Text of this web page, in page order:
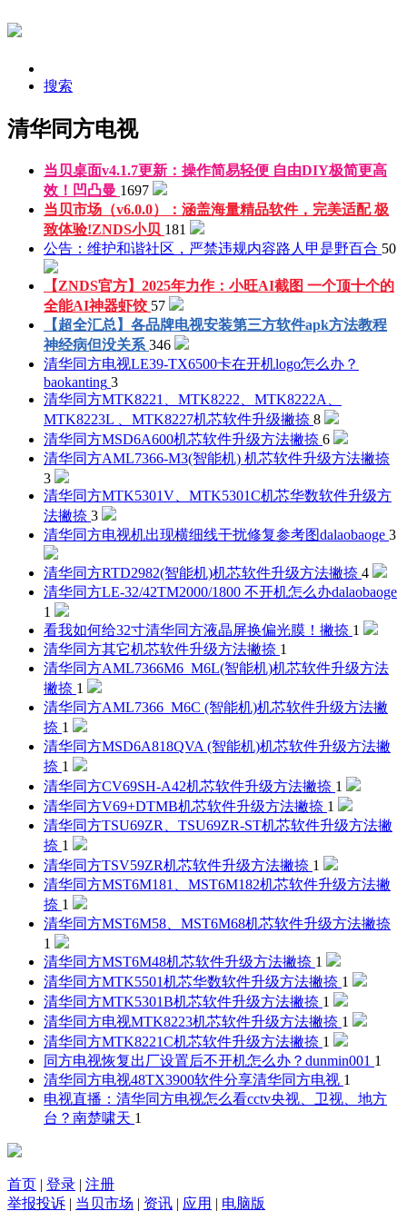
搜索
清华同方电视
当贝桌面v4.1.7更新：操作简易轻便 自由DIY极简更高
效！ 凹凸曼 1697
当贝市场（v6.0.0）：涵盖海量精品软件，完美适配 极
致体验!ZNDS小贝 181
公告：维护和谐社区，严禁违规内容路人甲是野百合 50
【ZNDS官方】2025年力作：小旺AI截图 一个顶十个的
全能AI神器虾饺 57
【超全汇总】各品牌电视安装第三方软件apk方法教程
神经病但没关系 346
清华同方电视LE39-TX6500卡在开机logo怎么办？
baokanting 3
清华同方MTK8221、MTK8222、MTK8222A、
MTK8223L 、MTK8227机芯软件升级撇捺 8
清华同方MSD6A600机芯软件升级方法撇捺 6
清华同方AML7366-M3(智能机) 机芯软件升级方法撇捺
3
清华同方MTK5301V、MTK5301C机芯华数软件升级方
法撇捺 3
清华同方电视机出现横细线干扰修复参考图dalaobaoge 3
清华同方RTD2982(智能机)机芯软件升级方法撇捺 4
清华同方LE-32/42TM2000/1800 不开机怎么办dalaobaoge
1
看我如何给32寸清华同方液晶屏换偏光膜！ 撇捺 1
清华同方其它机芯软件升级方法撇捺 1
清华同方AML7366M6_M6L(智能机)机芯软件升级方法
撇捺 1
清华同方AML7366_M6C (智能机)机芯软件升级方法撇
捺 1
清华同方MSD6A818QVA (智能机)机芯软件升级方法撇
捺 1
清华同方CV69SH-A42机芯软件升级方法撇捺 1
清华同方V69+DTMB机芯软件升级方法撇捺 1
清华同方TSU69ZR、TSU69ZR-ST机芯软件升级方法撇
捺 1
清华同方TSV59ZR机芯软件升级方法撇捺 1
清华同方MST6M181、MST6M182机芯软件升级方法撇
捺 1
清华同方MST6M58、MST6M68机芯软件升级方法撇捺
1
清华同方MST6M48机芯软件升级方法撇捺 1
清华同方MTK5501机芯华数软件升级方法撇捺 1
清华同方MTK5301B机芯软件升级方法撇捺 1
清华同方电视MTK8223机芯软件升级方法撇捺 1
清华同方MTK8221C机芯软件升级方法撇捺 1
同方电视恢复出厂设置后不开机怎么办？ dunmin001 1
清华同方电视48TX3900软件分享清华同方电视 1
电视直播：清华同方电视怎么看cctv央视、卫视、地方
台？ 南楚啸天 1
首页 | 登录 | 注册
举报投诉 | 当贝市场 | 资讯 | 应用 | 电脑版